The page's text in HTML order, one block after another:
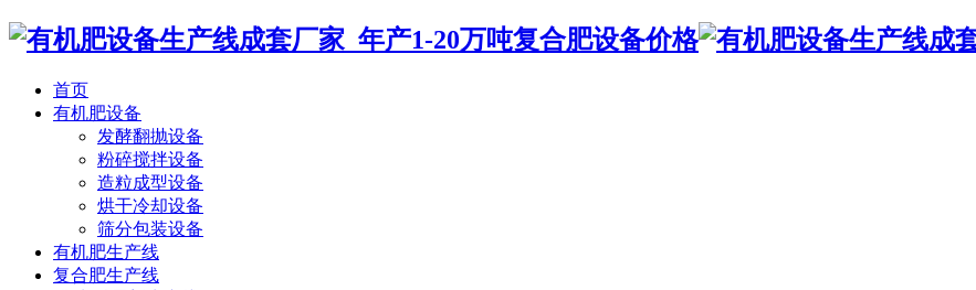
首页
有机肥设备
发酵翻抛设备
粉碎搅拌设备
造粒成型设备
烘干冷却设备
筛分包装设备
有机肥生产线
复合肥生产线